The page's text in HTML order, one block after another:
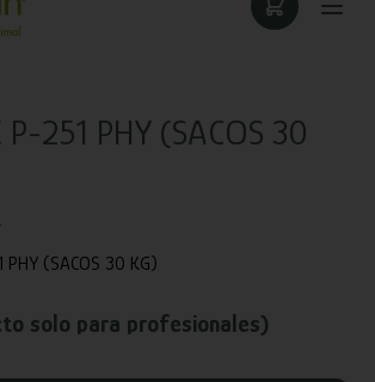
251 PHY (SACOS 30
solo para profesionales)